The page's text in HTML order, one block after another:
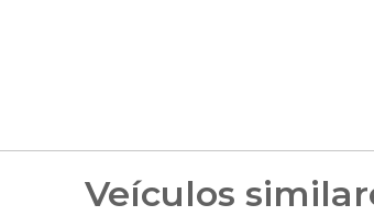
Veículos